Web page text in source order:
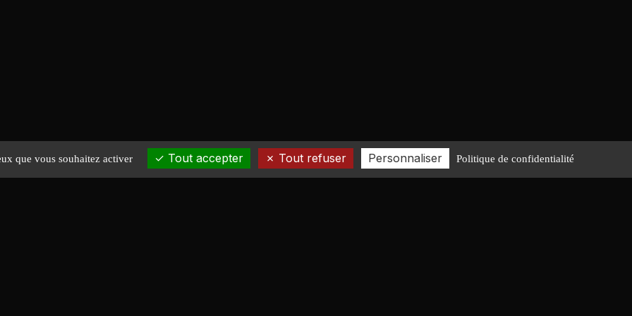
que vous souhaitez activer Tout accepter Tout refuser Personnaliser Politique de confidentialité